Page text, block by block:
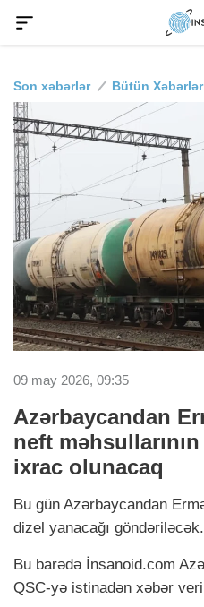
Son xəbərlər Bütün Xəbərlər
09 may 2026, 09:35
Azərbaycandan
neft
ixrac olunacaq
Bu gün Azərbaycandan
dizel yanacağı göndəriləcək.
Bu barədə İnsanoid.com
QSC-yə istinadən xəbər